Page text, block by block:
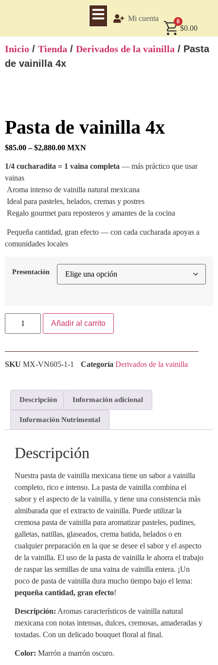
Mi cuenta 0
$0.00
Inicio / Tienda / Derivados de la vainilla / Pasta
de vainilla 4x
Pasta de vainilla 4x
$85.00 – $2,880.00 MXN
1/4 cucharadita = 1 vaina completa — más práctico que usar
vainas
Aroma intenso de vainilla natural mexicana
Ideal para pasteles, helados, cremas y postres
Regalo gourmet para reposteros y amantes de la cocina
Pequeña cantidad, gran efecto — con cada cucharada apoyas a
comunidades locales
Presentación
Añadir al carrito
SKU MX-VN605-1-1 Categoría Derivados de la vainilla
Descripción Información adicional
Información Nutrimental
Descripción
Nuestra pasta de vainilla mexicana tiene un sabor a vainilla
completo, rico e intenso. La pasta de vainilla combina el
sabor y el aspecto de la vainilla, y tiene una consistencia más
almibarada que el extracto de vainilla. Puede utilizar la
cremosa pasta de vainilla para aromatizar pasteles, pudines,
galletas, natillas, glaseados, crema batida, helados o en
cualquier preparación en la que se desee el sabor y el aspecto
de la vainilla. El uso de la pasta de vainilla le ahorra el trabajo
de raspar las semillas de una vaina de vainilla entera. ¡Un
poco de pasta de vainilla dura mucho tiempo bajo el lema:
pequeña cantidad, gran efecto!
Descripción: Aromas característicos de vainilla natural
mexicana con notas intensas, dulces, cremosas, amaderadas y
tostadas. Con un delicado bouquet floral al final.
Color: Marrón a marrón oscuro.